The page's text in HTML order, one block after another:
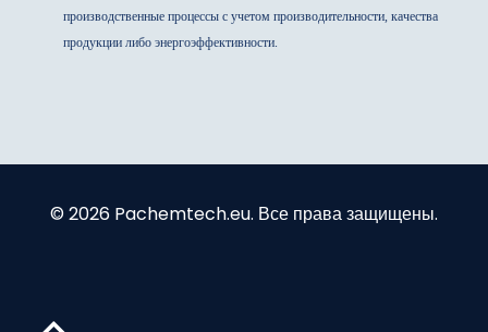
производственные процессы с учетом производительности, качества
продукции либо энергоэффективности.
© 2026 Pachemtech.eu. Все права защищены.